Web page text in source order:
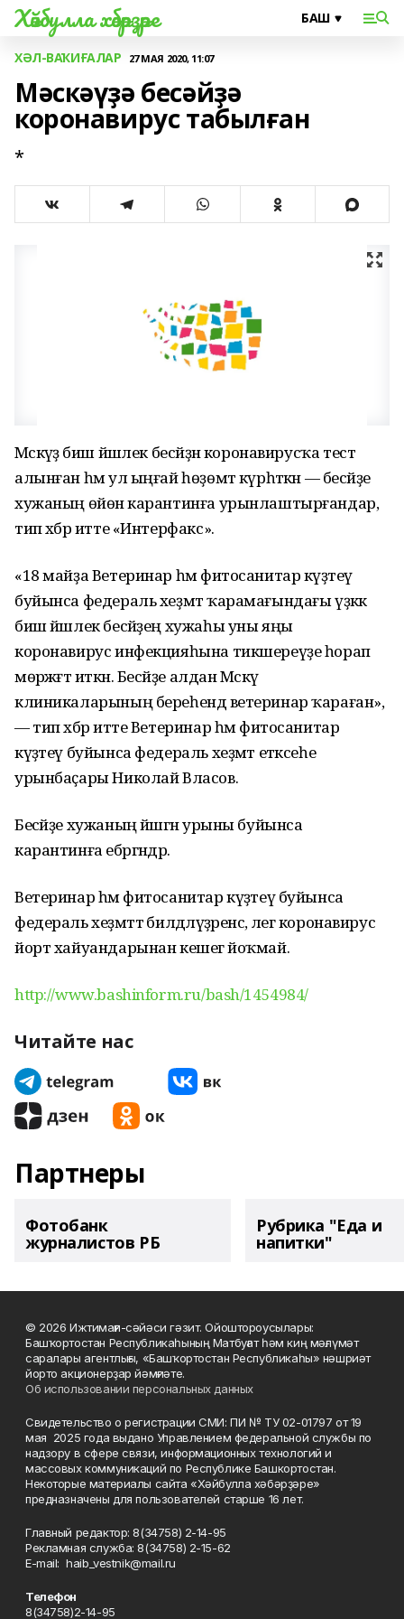
Хәйбулла хәбәрҙәре
ХӘЛ-ВАҠИҒАЛАР 27 МАЯ 2020, 11:07
Мәскәүҙә бесәйҙә
коронавирус табылған
*
Мәскәүҙә биш йәшлек бесәйҙән коронавирусҡа тест
алынған һәм ул ыңғай һөҙөмтә күрһәткән — бесәйҙе
хужаның өйөнә карантинға урынлаштырғандар,
тип хәбәр итте «Интерфакс».
«18 майҙа Ветеринар һәм фитосанитар күҙәтеү
буйынса федераль хеҙмәт ҡарамағындағы үҙәккә
биш йәшлек бесәйҙең хужаһы уны яңы
коронавирус инфекцияһына тикшереүҙе һорап
мөрәжәғәт иткән. Бесәйҙе алдан Мәскәү
клиникаларының береһендә ветеринар ҡараған»,
— тип хәбәр итте Ветеринар һәм фитосанитар
күҙәтеү буйынса федераль хеҙмәт етәксеһе
урынбаҫары Николай Власов.
Бесәйҙе хужаның йәшәгән урыны буйынса
карантинға ебәргәндәр.
Ветеринар һәм фитосанитар күҙәтеү буйынса
федераль хеҙмәттә билдәләүҙәренсә, әлегә коронавирус
йорт хайуандарынан кешегә йоҡмай.
http://www.bashinform.ru/bash/1454984/
Читайте нас
Партнеры
Фотобанк
журналистов РБ
Рубрика "Еда и
напитки"
© 2026 Ижтимағи-сәйәси гәзит. Ойоштороусылары:
Башҡортостан Республикаһының Матбуғат һәм киң мәғлүмәт
саралары агентлығы, «Башҡортостан Республикаһы» нәшриәт
йорто акционерҙар йәмғиәте.
Об использовании персональных данных
Свидетельство о регистрации СМИ: ПИ № ТУ 02-01797 от 19
мая 2025 года выдано Управлением федеральной службы по
надзору в сфере связи, информационных технологий и
массовых коммуникаций по Республике Башкортостан.
Некоторые материалы сайта «Хәйбулла хәбәрҙәре»
предназначены для пользователей старше 16 лет.
Главный редактор: 8(34758) 2-14-95
Рекламная служба: 8(34758) 2-15-62
Е-mаil: haib_vestnik@mail.ru
Телефон
8(34758)2-14-95